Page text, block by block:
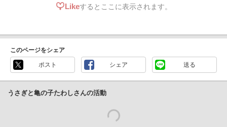
Likeするとここに表示されます。
このページをシェア
ポスト シェア 送る
うさぎと亀の子たわしさんの活動